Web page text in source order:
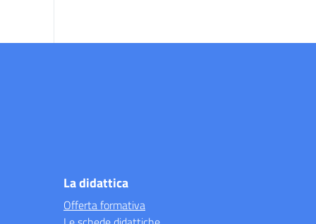
La didattica
Offerta formativa